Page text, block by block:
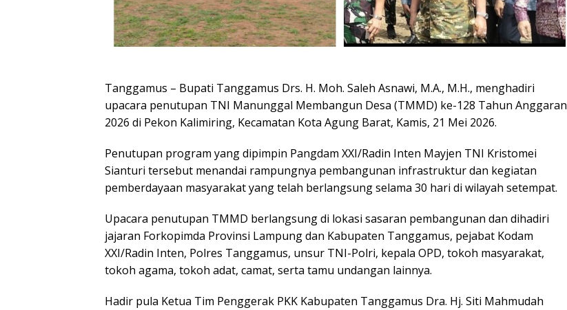
Tanggamus – Bupati Tanggamus Drs. H. Moh. Saleh Asnawi, M.A., M.H., menghadiri
upacara penutupan TNI Manunggal Membangun Desa (TMMD) ke-128 Tahun Anggaran
2026 di Pekon Kalimiring, Kecamatan Kota Agung Barat, Kamis, 21 Mei 2026.
Penutupan program yang dipimpin Pangdam XXI/Radin Inten Mayjen TNI Kristomei
Sianturi tersebut menandai rampungnya pembangunan infrastruktur dan kegiatan
pemberdayaan masyarakat yang telah berlangsung selama 30 hari di wilayah setempat.
Upacara penutupan TMMD berlangsung di lokasi sasaran pembangunan dan dihadiri
jajaran Forkopimda Provinsi Lampung dan Kabupaten Tanggamus, pejabat Kodam
XXI/Radin Inten, Polres Tanggamus, unsur TNI-Polri, kepala OPD, tokoh masyarakat,
tokoh agama, tokoh adat, camat, serta tamu undangan lainnya.
Hadir pula Ketua Tim Penggerak PKK Kabupaten Tanggamus Dra. Hj. Siti Mahmudah